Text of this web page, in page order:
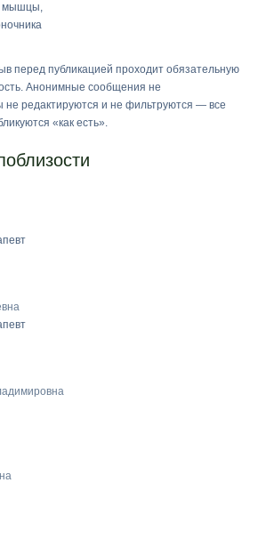
мышцы,
перед публикацией проходит обязательную
Анонимные сообщения не
не редактируются и не фильтруются — все
«как есть».